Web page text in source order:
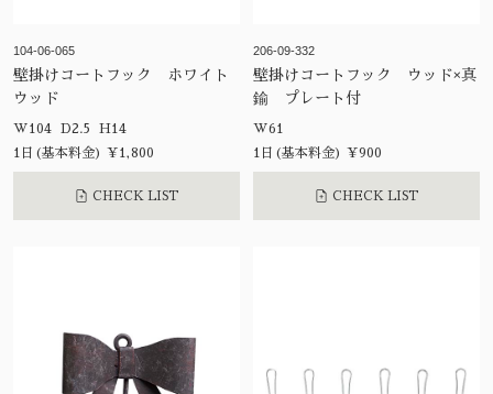
104-06-065
壁掛けコートフック ホワイト
ウッド
W104 D2.5 H14
1日(基本料金) ¥1,800
CHECK LIST
206-09-332
壁掛けコートフック ウッド×真
鍮 プレート付
W61
1日(基本料金) ¥900
CHECK LIST